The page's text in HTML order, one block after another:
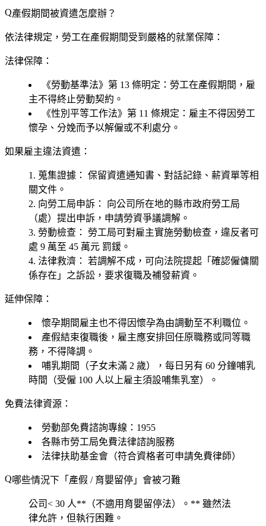
產假期間被資遣怎麼辦？
依法律規定，勞工在產假期間受到嚴格的就業保障：
法律保障：
《勞動基準法》第 13 條明定：勞工在產假期間，雇
主不得終止勞動契約 。
《性別平等工作法》第 11 條規定：雇主不得因勞工
懷孕、分娩而予以解僱或不利處分。
如果雇主違法資遣：
蒐集證據： 保留資遣通知書、對話記錄、薪資單等相
關文件。
向勞工局申訴：
向公司所在地的縣市政府勞工局
（處）提出申訴，申請勞資爭議調解。
勞動檢查：
勞工局可對雇主實施勞動檢查，違反者可
處 9 萬至 45 萬元 罰鍰。
法律救濟： 若調解不成，可向法院提起「確認僱傭關
係存在」之訴訟，要求復職及補發薪資。
延伸保障：
懷孕期間雇主也不得因懷孕為由調動至不利職位。
產假結束復職後，雇主應安排回任原職務或同等職
務 ，不得降調。
哺乳期間（子女未滿 2 歲），每日另有 60 分鐘哺乳
時間
（受僱 100 人以上雇主須設哺集乳室）。
免費法律資源：
勞動部免費諮詢專線： 1955
各縣市勞工局免費法律諮詢服務
法律扶助基金會（符合資格者可申請免費律師）
哪些情況下「產假 / 育嬰留停」會被刁難
公司< 30 人**（不適用育嬰留停法）。** 雖然法
律允許，但執行困難。